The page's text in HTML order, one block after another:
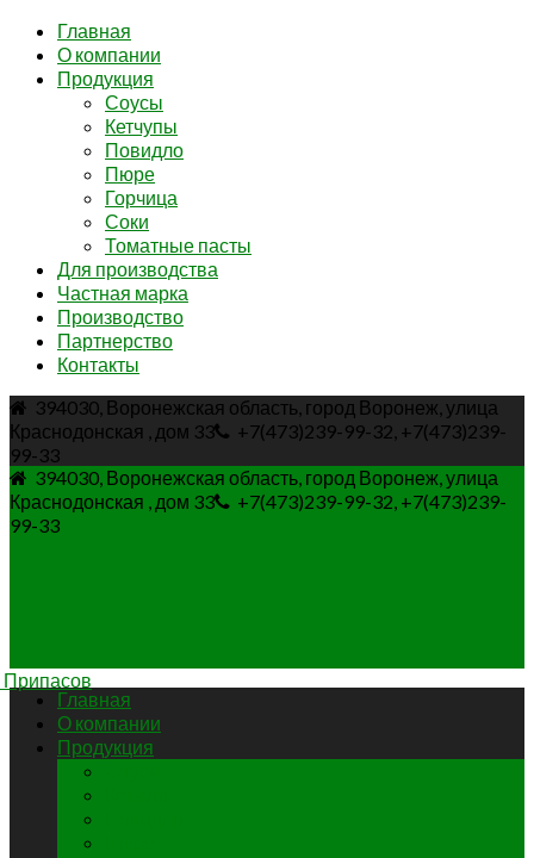
Главная
О компании
Продукция
Соусы
Кетчупы
Повидло
Пюре
Горчица
Соки
Томатные пасты
Для производства
Частная марка
Производство
Партнерство
Контакты
394030, Воронежская область, город Воронеж, улица
Краснодонская , дом 33
+7(473)239-99-32, +7(473)239-
99-33
394030, Воронежская область, город Воронеж, улица
Краснодонская , дом 33
+7(473)239-99-32, +7(473)239-
99-33
Главная
О компании
Продукция